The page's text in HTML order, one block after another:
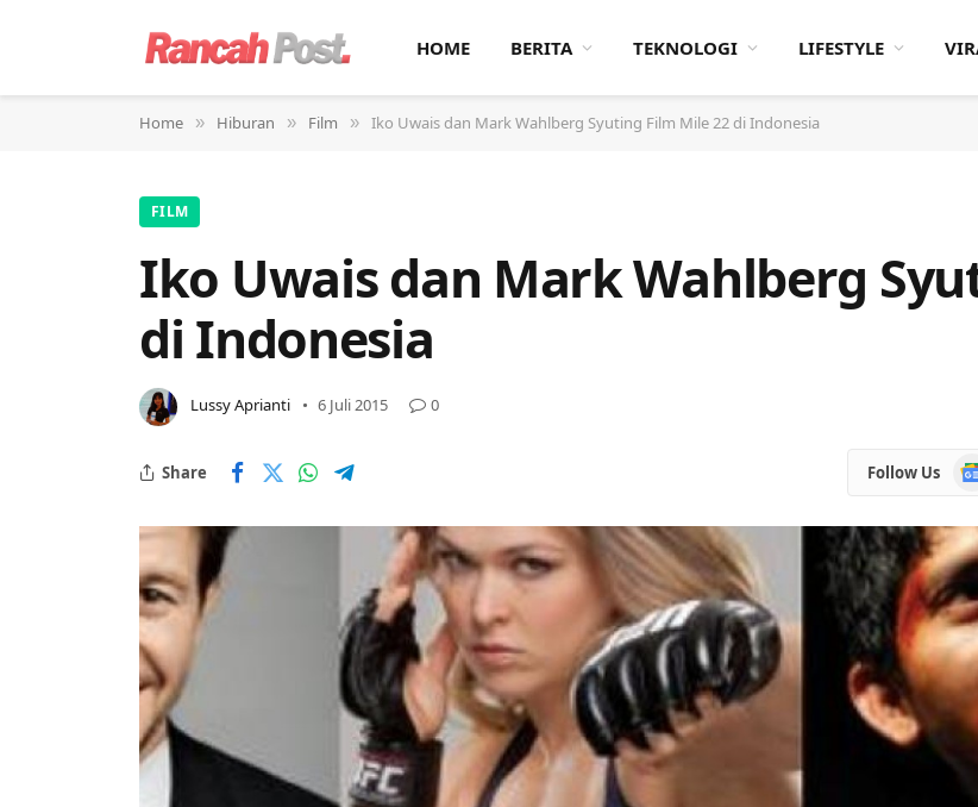
HOME BERITA TEKNOLOGI LIFESTYLE
Home » Hiburan » Film » Iko Uwais dan Mark Wahlberg Syuting Film Mile 22 di Indonesia
FILM
Iko Uwais dan Mark Wahlberg
di Indonesia
Lussy Aprianti 6 Juli 2015 0
Share Follow Us